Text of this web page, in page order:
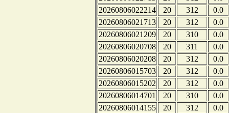
20260806022214
20 312
0.0
20260806021713
20 312
0.0
20260806021209
20 310
0.0
20260806020708
20 311
0.0
20260806020208
20 312
0.0
20260806015703
20 312
0.0
20260806015202
20 312
0.0
20260806014701
20 310
0.0
20260806014155
20 312
0.0